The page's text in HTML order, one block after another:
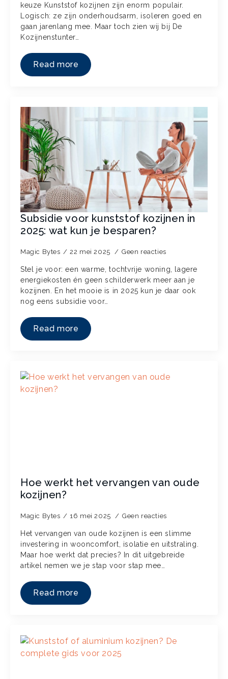
keuze Kunststof kozijnen zijn enorm populair.
Logisch: ze zijn onderhoudsarm, isoleren goed en
gaan jarenlang mee. Maar toch zien wij bij De
Kozijnenstunter…
Read more
Subsidie voor kunststof kozijnen in
2025: wat kun je besparen?
Magic Bytes 22 mei 2025 Geen reacties
Stel je voor: een warme, tochtvrije woning, lagere
energiekosten én geen schilderwerk meer aan je
kozijnen. En het mooie is in 2025 kun je daar ook
nog eens subsidie voor…
Read more
Hoe werkt het vervangen van oude
kozijnen?
Magic Bytes 16 mei 2025 Geen reacties
Het vervangen van oude kozijnen is een slimme
investering in wooncomfort, isolatie en uitstraling.
Maar hoe werkt dat precies? In dit uitgebreide
artikel nemen we je stap voor stap mee…
Read more